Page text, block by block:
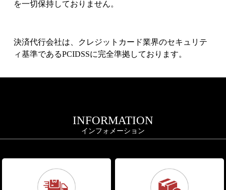
を一切保持しておりません。
決済代行会社は、クレジットカード業界のセキュリテ
ィ基準であるPCIDSSに完全準拠しております。
INFORMATION
インフォメーション